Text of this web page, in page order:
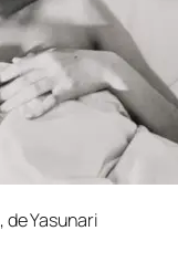
, de Yasunari